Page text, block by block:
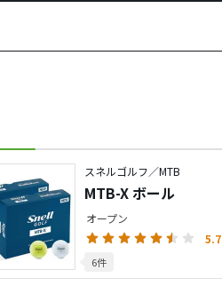
スネルゴルフ／MTB
MTB-X ボール
オープン
5.7
6件